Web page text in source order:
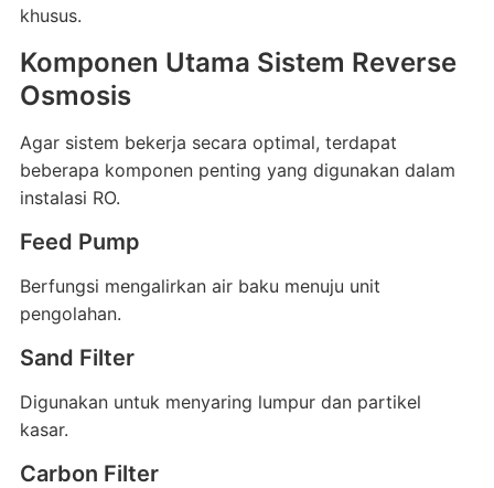
khusus.
Komponen Utama Sistem Reverse
Osmosis
Agar sistem bekerja secara optimal, terdapat
beberapa komponen penting yang digunakan dalam
instalasi RO.
Feed Pump
Berfungsi mengalirkan air baku menuju unit
pengolahan.
Sand Filter
Digunakan untuk menyaring lumpur dan partikel
kasar.
Carbon Filter